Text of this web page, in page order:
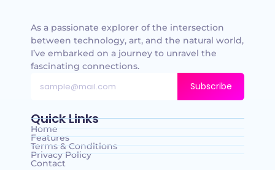
As a passionate explorer of the intersection
between technology, art, and the natural world,
I’ve embarked on a journey to unravel the
fascinating connections.
Subscribe
Quick Links
Home
Features
Terms & Conditions
Privacy Policy
Contact